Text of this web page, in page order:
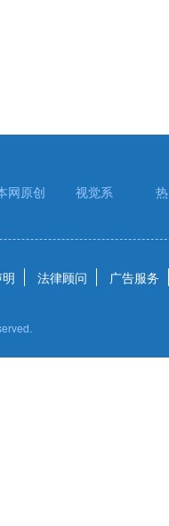
网原创 视觉系
法律顾问 广告服务